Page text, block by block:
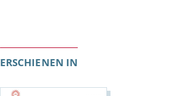
ERSCHIENEN IN